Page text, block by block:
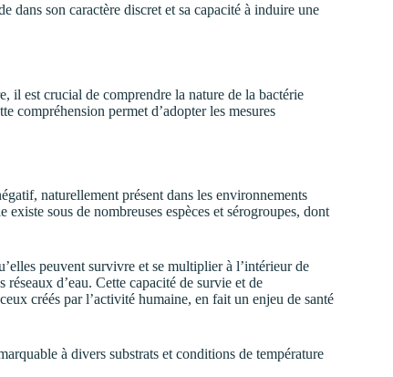
dans son caractère discret et sa capacité à induire une
il est crucial de comprendre la nature de la bactérie
compréhension permet d’adopter les mesures
naturellement présent dans les environnements
sous de nombreuses espèces et sérogroupes, dont
peuvent survivre et se multiplier à l’intérieur de
réseaux d’eau. Cette capacité de survie et de
créés par l’activité humaine, en fait un enjeu de santé
à divers substrats et conditions de température